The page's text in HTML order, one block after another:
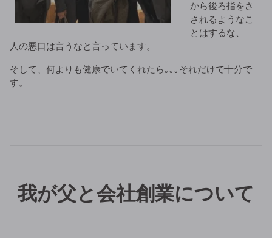
から後ろ指をさ
されるようなこ
とはするな、
人の悪口は言うなと言っています。
そして、何よりも健康でいてくれたら｡｡｡それだけで十分で
す。
我が父と会社創業について